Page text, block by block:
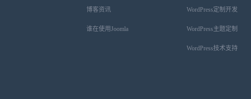
博客资讯
谁在使用Joomla
WordPress定制开发
WordPress主题定制
WordPress技术支持